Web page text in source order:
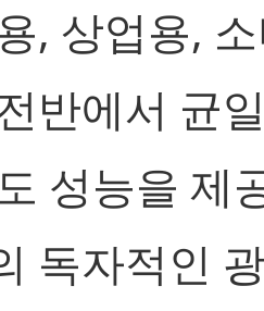
, 상업용,
반에서 균
성능을 제
독자적인